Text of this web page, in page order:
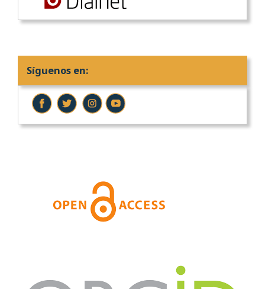
Síguenos en: